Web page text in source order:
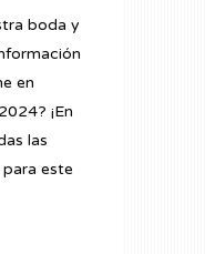
boda y
en
¡En
las
este